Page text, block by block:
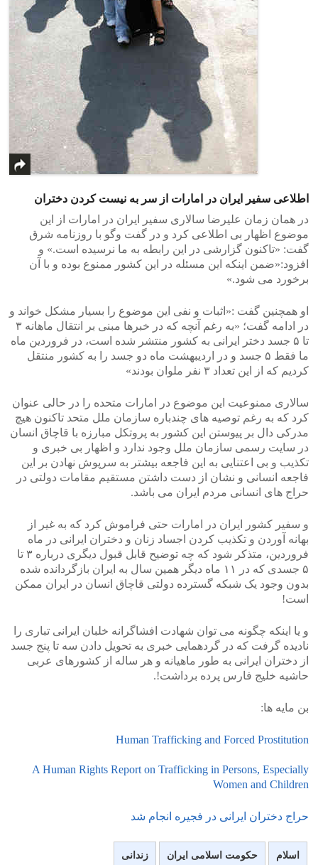
اطلاعی سفیر ایران در امارات از سر به نیست کردن دختران
در همان زمان علیرضا سالاری سفیر ایران در امارات از این
موضوع اظهار بی اطلاعی کرد و در گفت وگو با روزنامه شرق
گفت: «تاکنون گزارشی در این رابطه به ما نرسیده است.» و
افزود:«ضمن اینکه این مسئله در این کشور ممنوع بوده و با آن
برخورد می شود.»
او همچنین گفت :«اثبات و نفی این موضوع را بسیار مشکل خواند و
در ادامه گفت؛ «به رغم آنچه که در خبرها مبنی بر انتقال ماهانه ۳
تا ۵ جسد دختر ایرانی به کشور منتشر شده است، در فروردین ماه
ما فقط ۵ جسد و در اردیبهشت ماه دو جسد را به کشور منتقل
کردیم که از این تعداد ۳ نفر ملوان بودند»
سالاری ممنوعیت این موضوع در امارات متحده را در حالی عنوان
کرد که به رغم توصیه های چندباره سازمان ملل متحد تاکنون هیچ
مدرکی دال بر پیوستن این کشور به پروتکل مبارزه با قاچاق انسان
در سایت رسمی سازمان ملل وجود ندارد و اظهار بی خبری و
تکذیب و بی اعتنایی به این فاجعه بیشتر به سرپوش نهادن بر این
فاجعه انسانی و نشان از دست داشتن مستقیم مقامات دولتی در
حراج های انسانی مردم ایران می باشد.
و سفیر کشور ایران در امارات حتی فراموش کرد که به غیر از
بهانه آوردن و تکذیب کردن اجساد زنان و دختران ایرانی در ماه
فروردین، متذکر شود که چه توضیح قابل قبول دیگری درباره ۳ تا
۵ جسدی که در ۱۱ ماه دیگر همین سال به ایران بازگردانده شده
بدون وجود یک شبکه گسترده دولتی قاچاق انسان در ایران ممکن
است!
و یا اینکه چگونه می توان شهادت افشاگرانه خلبان ایرانی تباری را
نادیده گرفت که در گردهمایی خبری به تحویل دادن سه تا پنج جسد
از دختران ایرانی به طور ماهیانه و هر ساله از کشورهای عربی
حاشیه خلیج فارس پرده برداشت!.
بن مایه ها:
Human Trafficking and Forced Prostitution
A Human Rights Report on Trafficking in Persons, Especially
Women and Children
حراج دختران ایرانی در فجیره انجام شد
اسلام حکومت اسلامی ایران زندانی